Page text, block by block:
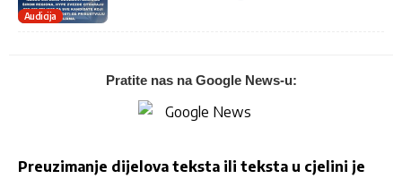
Audicija
Pratite nas na Google News-u:
Preuzimanje dijelova teksta ili teksta u cjelini je